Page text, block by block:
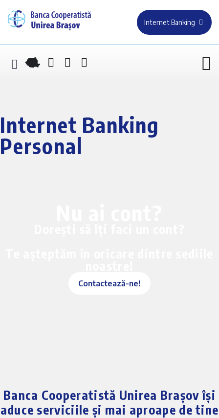
Internet Banking
Internet Banking
Personal
Contactează-ne!
Banca Cooperatistă Unirea Brașov își
aduce serviciile și mai aproape de tine